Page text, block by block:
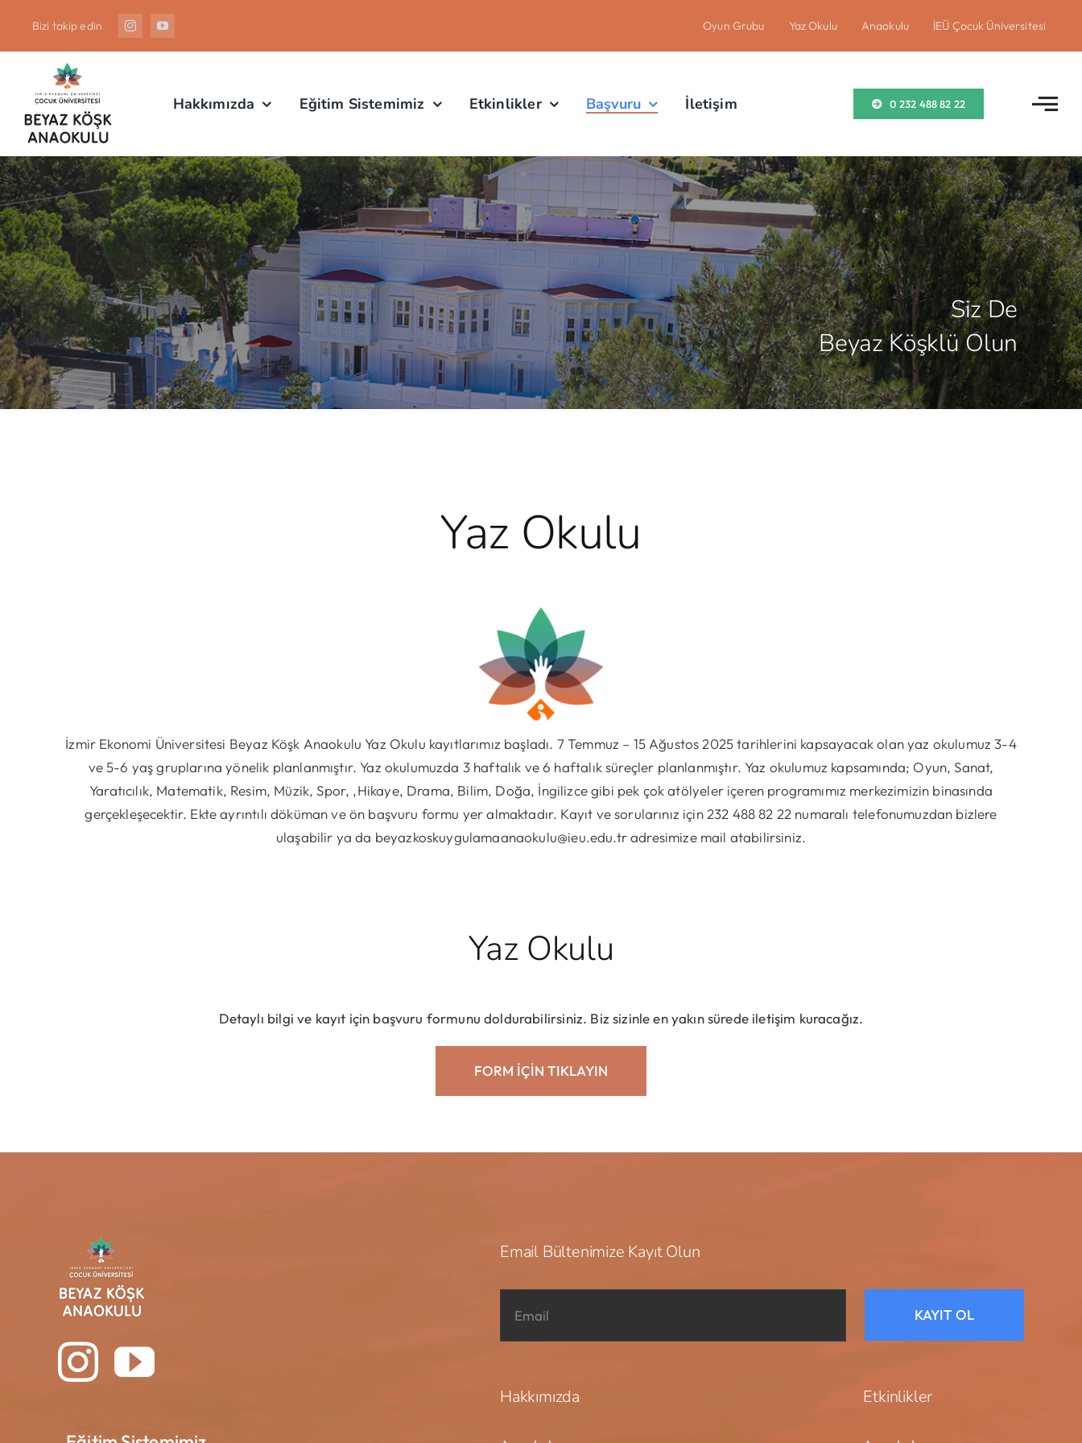
Bizi takip edin Oyun Grubu Yaz Okulu Anaokulu İEÜ Çocuk Üniversitesi
Hakkımızda Eğitim Sistemimiz Etkinlikler Başvuru İletişim 0 232 488 82 22
Siz De
Beyaz Köşklü Olun
Yaz Okulu
İzmir Ekonomi Üniversitesi Beyaz Köşk Anaokulu Yaz Okulu kayıtlarımız başladı. 7 Temmuz – 15 Ağustos 2025 tarihlerini kapsayacak olan yaz okulumuz 3-4
ve 5-6 yaş gruplarına yönelik planlanmıştır. Yaz okulumuzda 3 haftalık ve 6 haftalık süreçler planlanmıştır. Yaz okulumuz kapsamında; Oyun, Sanat,
Yaratıcılık, Matematik, Resim, Müzik, Spor, ,Hikaye, Drama, Bilim, Doğa, İngilizce gibi pek çok atölyeler içeren programımız merkezimizin binasında
gerçekleşecektir. Ekte ayrıntılı döküman ve ön başvuru formu yer almaktadır. Kayıt ve sorularınız için 232 488 82 22 numaralı telefonumuzdan bizlere
ulaşabilir ya da beyazkoskuygulamaanaokulu@ieu.edu.tr adresimize mail atabilirsiniz.
Yaz Okulu
Detaylı bilgi ve kayıt için başvuru formunu doldurabilirsiniz. Biz sizinle en yakın sürede iletişim kuracağız.
FORM İÇIN TIKLAYIN
Email Bültenimize Kayıt Olun
KAYIT OL
Hakkımızda Etkinlikler